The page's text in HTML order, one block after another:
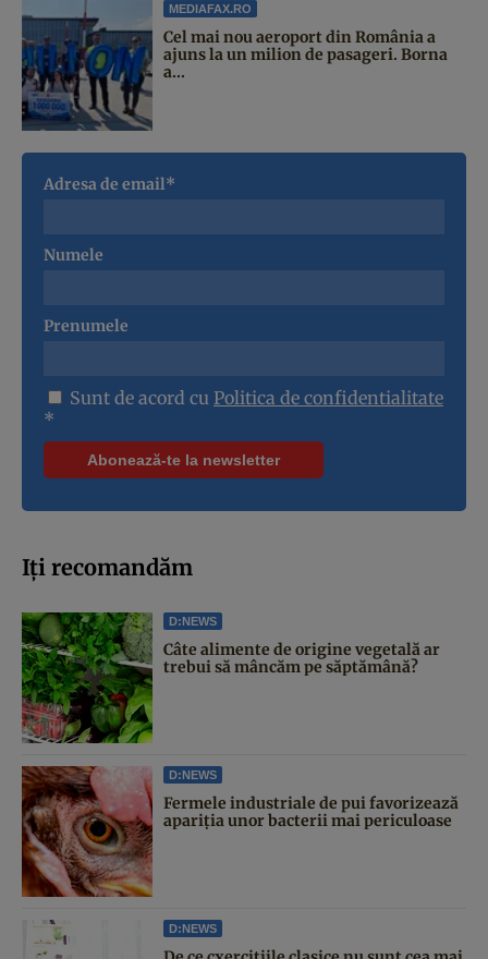
MEDIAFAX.RO
Cel mai nou aeroport din România a
ajuns la un milion de pasageri. Borna
a...
Adresa de email*
Numele
Prenumele
Sunt de acord cu Politica de confidentialitate
*
Iți recomandăm
D:NEWS
Câte alimente de origine vegetală ar
trebui să mâncăm pe săptămână?
D:NEWS
Fermele industriale de pui favorizează
apariția unor bacterii mai periculoase
D:NEWS